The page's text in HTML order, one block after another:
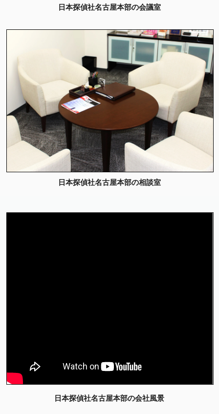
日本探偵社名古屋本部の会議室
日本探偵社名古屋本部の相談室
日本探偵社名古屋本部の会社風景